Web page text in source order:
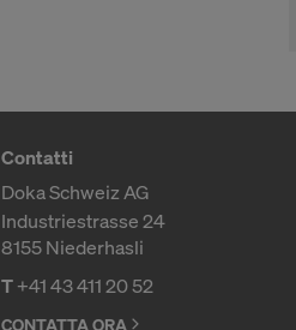
Contatti
Doka Schweiz AG
Industriestrasse 24
8155 Niederhasli
T+41 43 411 20 52
CONTATTA ORA
I dati